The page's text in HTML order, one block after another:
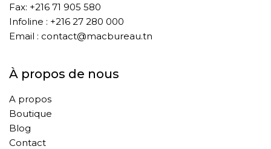
Fax: +216 71 905 580
Infoline : +216 27 280 000
Email : contact@macbureau.tn
À propos de nous
A propos
Boutique
Blog
Contact